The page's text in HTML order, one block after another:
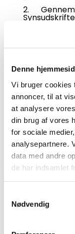
Denne
Vi bruger cookies
annoncer, til at
at analysere
din brug af vores
for sociale
analysepartnere.
data med andre
de har indsamlet
Nødvendig
2.
med de
3.
drift og
med de
4.
Sognehuset
Tilføjelse
Til
bisættelse/
Udgår – se
5. Skal der
for kaffe og
Ikke
specifikt
nummer på
Orientering